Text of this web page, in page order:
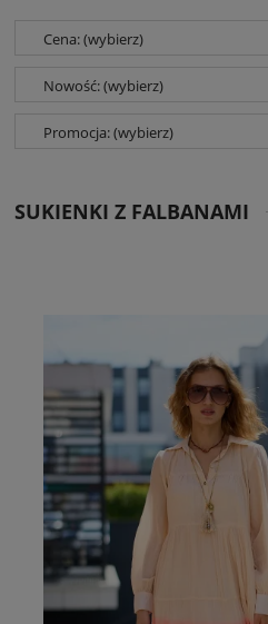
Cena: (wybierz)
Nowość: (wybierz)
Promocja: (wybierz)
SUKIENKI Z FALBANAMI